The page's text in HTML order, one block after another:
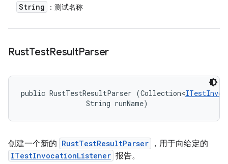
String ：测试名称
RustTestResultParser
public RustTestResultParser (Collection<
                String runName)
创建一个新的 RustTestResultParser ，用于向给定的
ITestInvocationListener 报告。